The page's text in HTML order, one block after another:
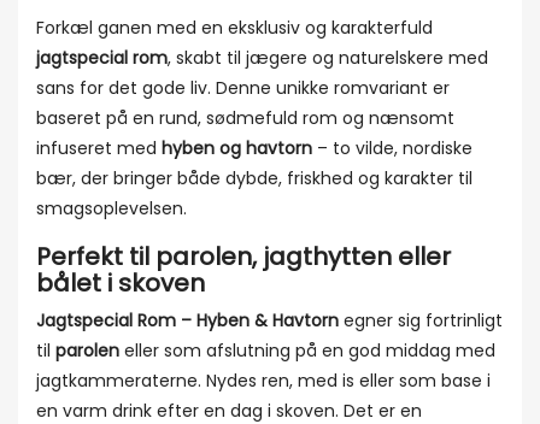
Forkæl ganen med en eksklusiv og karakterfuld
jagtspecial rom, skabt til jægere og naturelskere med
sans for det gode liv. Denne unikke romvariant er
baseret på en rund, sødmefuld rom og nænsomt
infuseret med hyben og havtorn – to vilde, nordiske
bær, der bringer både dybde, friskhed og karakter til
smagsoplevelsen.
Perfekt til parolen, jagthytten eller
bålet i skoven
Jagtspecial Rom – Hyben & Havtorn egner sig fortrinligt
til parolen eller som afslutning på en god middag med
jagtkammeraterne. Nydes ren, med is eller som base i
en varm drink efter en dag i skoven. Det er en